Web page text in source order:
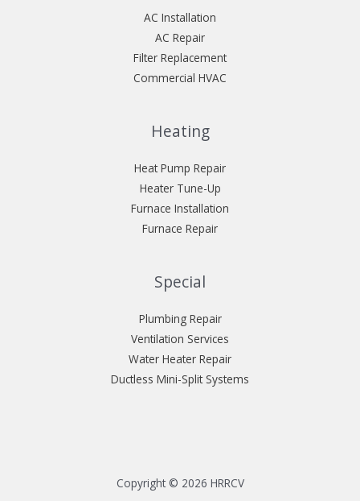
AC Installation
AC Repair
Filter Replacement
Commercial HVAC
Heating
Heat Pump Repair
Heater Tune-Up
Furnace Installation
Furnace Repair
Special
Plumbing Repair
Ventilation Services
Water Heater Repair
Ductless Mini-Split Systems
Copyright © 2026 HRRCV